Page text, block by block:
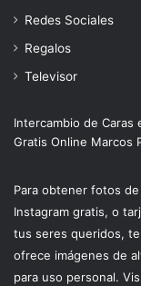
Redes Sociales
Regalos
Televisor
Intercambio de Caras
Gratis Online Marcos
Para obtener fotos
Instagram gratis, o
tus seres queridos,
ofrece imágenes de
para uso personal.